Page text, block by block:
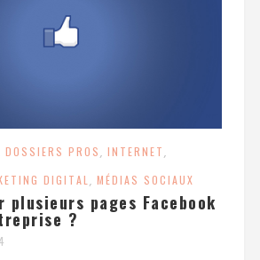
DOSSIERS PROS, INTERNET,
DIGITAL , MÉDIAS SOCIAUX
plusieurs pages Facebook
?